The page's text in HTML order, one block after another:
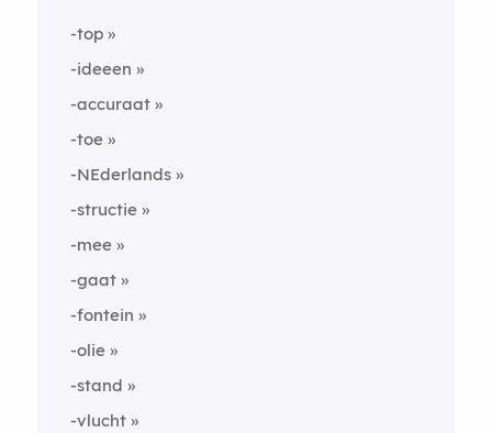
-top
-ideeen
-accuraat
-toe
-NEderlands
-structie
-mee
-gaat
-fontein
-olie
-stand
-vlucht